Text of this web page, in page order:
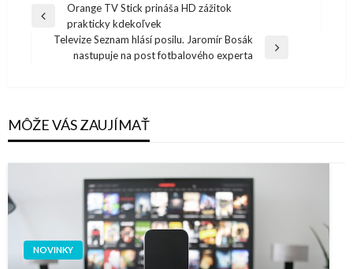
Navigácia
článku
Previous
Orange TV Stick prináša HD zážitok
prakticky kdekoľvek
Televize Seznam hlásí posilu. Jaromír Bosák
nastupuje na post fotbalového experta
MÔŽE VÁS ZAUJÍMAŤ
NOVINKY